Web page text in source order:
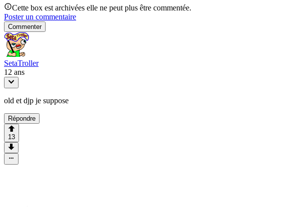
Cette box est archivées elle ne peut plus être commentée.
Poster un commentaire
Commenter
SetaTroller
12 ans
old et djp je suppose
Répondre
13